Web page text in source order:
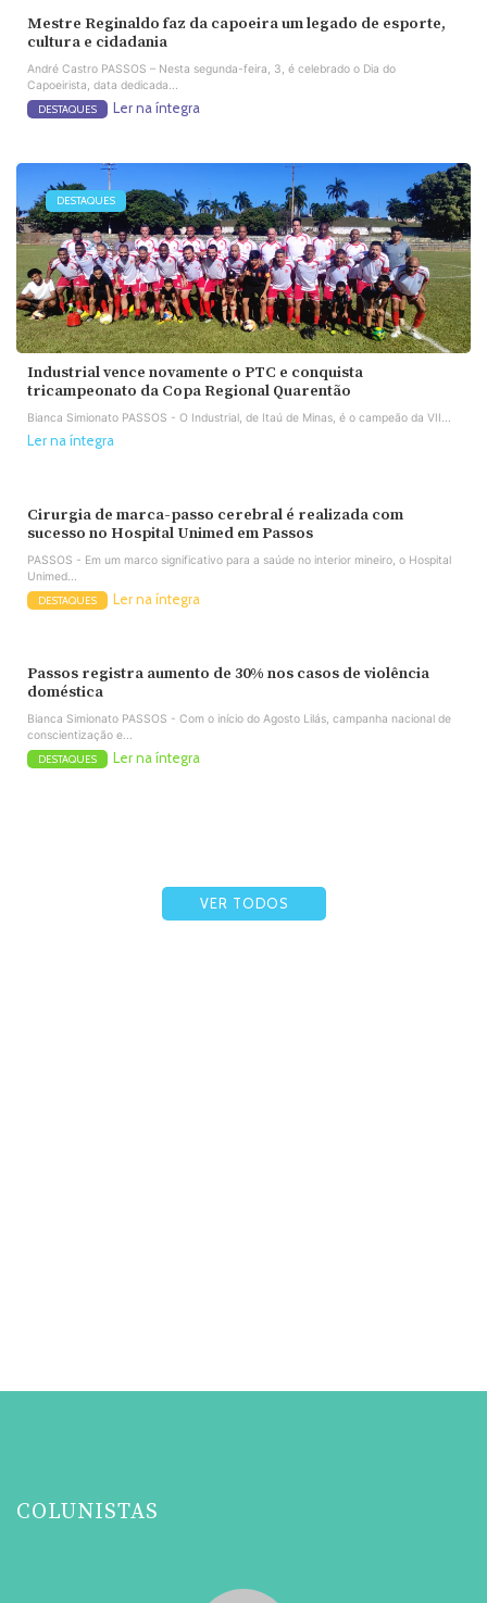
Mestre Reginaldo faz da capoeira um legado de esporte,
cultura e cidadania
André Castro PASSOS – Nesta segunda-feira, 3, é celebrado o Dia do
Capoeirista, data dedicada...
DESTAQUES Ler na íntegra
DESTAQUES
Industrial vence novamente o PTC e conquista
tricampeonato da Copa Regional Quarentão
Bianca Simionato PASSOS - O Industrial, de Itaú de Minas, é o campeão da VII...
Ler na íntegra
Cirurgia de marca-passo cerebral é realizada com
sucesso no Hospital Unimed em Passos
PASSOS - Em um marco significativo para a saúde no interior mineiro, o Hospital
Unimed...
DESTAQUES Ler na íntegra
Passos registra aumento de 30% nos casos de violência
doméstica
Bianca Simionato PASSOS - Com o início do Agosto Lilás, campanha nacional de
conscientização e...
DESTAQUES Ler na íntegra
VER TODOS
COLUNISTAS